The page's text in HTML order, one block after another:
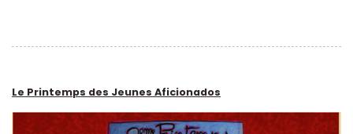
Le Printemps des Jeunes Aficionados